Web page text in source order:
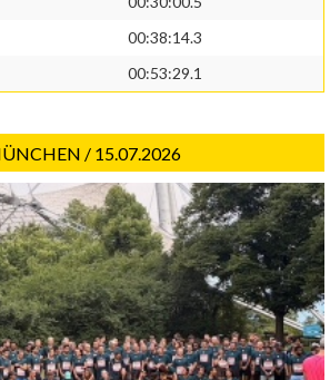
00:38:14.3
00:53:29.1
/ 15.07.2026